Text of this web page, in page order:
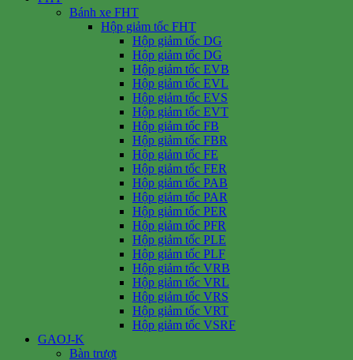
Bánh xe FHT
Hộp giảm tốc FHT
Hộp giảm tốc DG
Hộp giảm tốc DG
Hộp giảm tốc EVB
Hộp giảm tốc EVL
Hộp giảm tốc EVS
Hộp giảm tốc EVT
Hộp giảm tốc FB
Hộp giảm tốc FBR
Hộp giảm tốc FE
Hộp giảm tốc FER
Hộp giảm tốc PAB
Hộp giảm tốc PAR
Hộp giảm tốc PER
Hộp giảm tốc PFR
Hộp giảm tốc PLE
Hộp giảm tốc PLF
Hộp giảm tốc VRB
Hộp giảm tốc VRL
Hộp giảm tốc VRS
Hộp giảm tốc VRT
Hộp giảm tốc VSRF
GAOJ-K
Bàn trượt